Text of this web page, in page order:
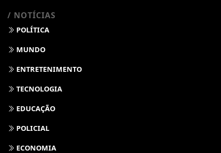
/ NOTÍCIAS
POLÍTICA
MUNDO
ENTRETENIMENTO
TECNOLOGIA
EDUCAÇÃO
POLICIAL
ECONOMIA